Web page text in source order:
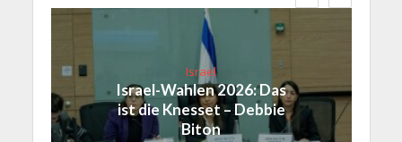
Israel
Israel-Wahlen 2026: Das
ist die Knesset – Debbie
Biton